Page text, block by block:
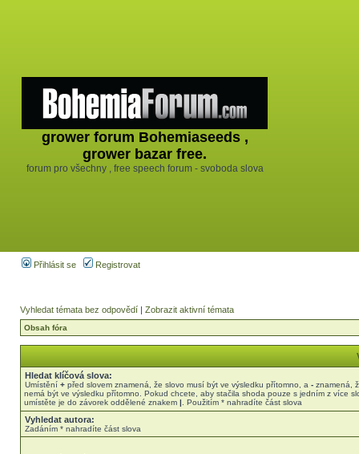
grower forum Bohemiaseeds ,
grower bazar free.
forum pro všechny , free speech forum - svoboda slova
Přihlásit se Registrovat
Vyhledat témata bez odpovědí | Zobrazit aktivní témata
Obsah fóra
Hledat klíčová slova:
Umístění + před slovem znamená, že slovo musí být ve výsledku přítomno, a - znamená,
nemá být ve výsledku přítomno. Pokud chcete, aby stačila shoda pouze s jedním z více
umístěte je do závorek oddělené znakem | . Použitím * nahradíte část slova
Vyhledat autora:
Zadáním * nahradíte část slova